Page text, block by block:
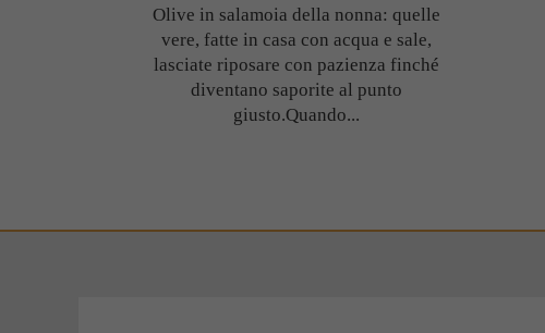
Olive in salamoia della nonna: quelle
vere, fatte in casa con acqua e sale,
lasciate riposare con pazienza finché
diventano saporite al punto
giusto.Quando...